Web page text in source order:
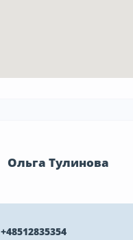
Ольга Тулинова
+48512835354